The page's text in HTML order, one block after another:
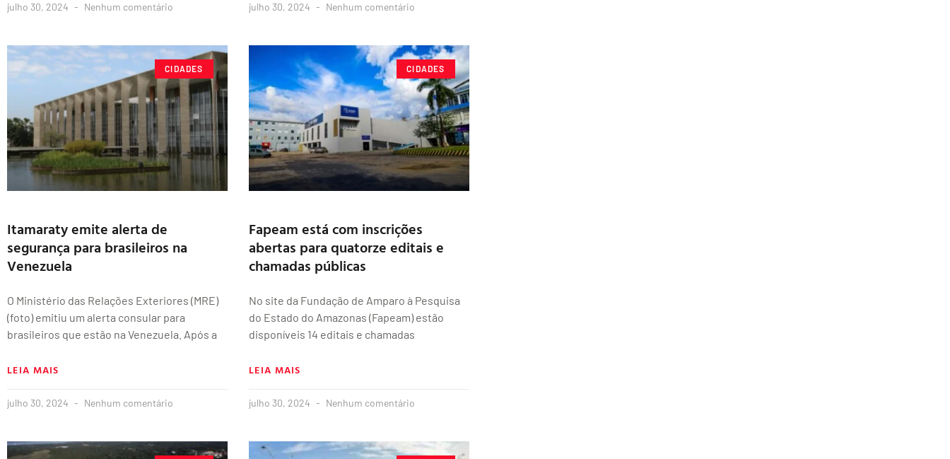
julho 30, 2024 Nenhum comentário julho 30, 2024 Nenhum comentário
CIDADES
Itamaraty emite alerta de
segurança para brasileiros na
Venezuela
O Ministério das Relações Exteriores (MRE)
(foto) emitiu um alerta consular para
brasileiros que estão na Venezuela. Após a
LEIA MAIS
julho 30, 2024 Nenhum comentário
CIDADES
Fapeam está com inscrições
abertas para quatorze editais e
chamadas públicas
No site da Fundação de Amparo à Pesquisa
do Estado do Amazonas (Fapeam) estão
disponíveis 14 editais e chamadas
LEIA MAIS
julho 30, 2024 Nenhum comentário